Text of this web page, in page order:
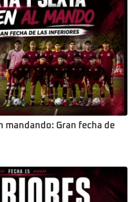
mandando: Gran fecha de